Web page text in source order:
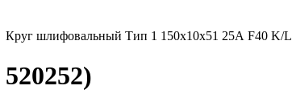
Круг шлифовальный Тип 1 150х10х51 25А F40 K/L
520252)